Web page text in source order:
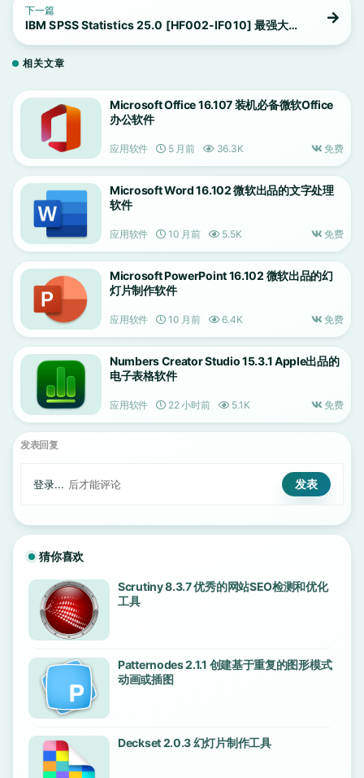
下一篇
IBM SPSS Statistics 25.0 [HF002-IF010] 最强大的
相关文章
Microsoft Office 16.107 装机必备微软Office
办公软件
应用软件 5 月前 36.3K 免费
Microsoft Word 16.102 微软出品的文字处理
软件
应用软件 10 月前 5.5K 免费
Microsoft PowerPoint 16.102 微软出品的幻
灯片制作软件
应用软件 10 月前 6.4K 免费
Numbers Creator Studio 15.3.1 Apple出品的
电子表格软件
应用软件 22 小时前 5.1K 免费
发表回复
登录... 后才能评论
猜你喜欢
Scrutiny 8.3.7 优秀的网站SEO检测和优化
工具
Patternodes 2.1.1 创建基于重复的图形模式
动画或插图
Deckset 2.0.3 幻灯片制作工具